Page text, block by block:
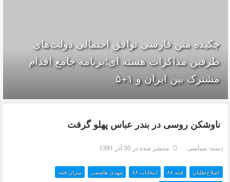
چکیده متن فارسی توافق احتمالی دولت‌های
طرفین مذاکرات هسته ای؛برنامه جامع اقدام
مشترک بین ایران و ۱+۵
ناوشکن روسی در بندر عباس پهلو گرفت
دسته: سیاسی منتشر شده در 30 آذر 1391
اصلاح‌طلبان فتنه ۸۸ انتخابات ۸۸ مهدی هاشمی
سران فتنه